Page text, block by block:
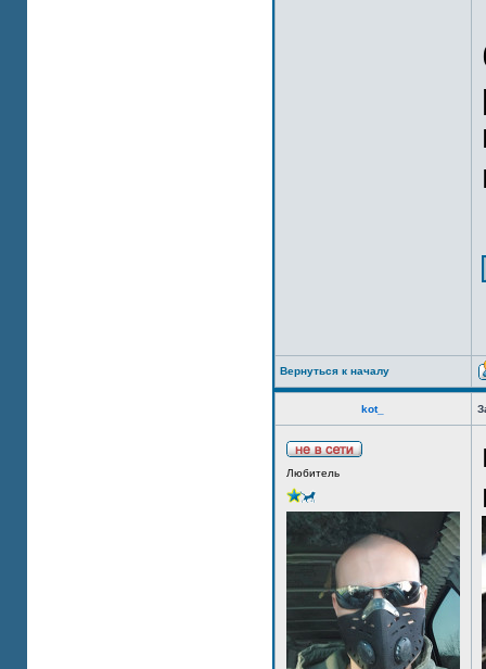
Вернуться к началу
kot_
Любитель